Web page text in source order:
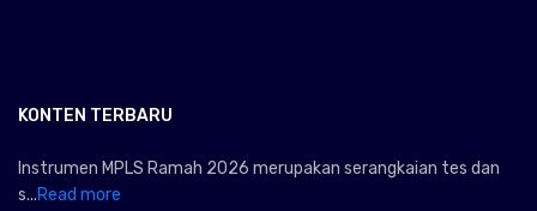
KONTEN TERBARU
Instrumen MPLS Ramah 2026 merupakan serangkaian tes dan
s...Read more